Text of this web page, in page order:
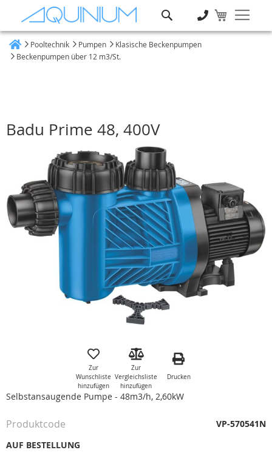
Pooltechnik Pumpen
Klasische Beckenpumpen
Beckenpumpen über 12 m3/St.
Badu Prime 48, 400V
Bildgalerie
springen
Zur
Wunschliste
hinzufügen
Zur
Vergleichsliste
hinzufügen
Drucken
Selbstansaugende Pumpe - 48m3/h, 2,60kW
AUF BESTELLUNG
Produktcode VP-570541N